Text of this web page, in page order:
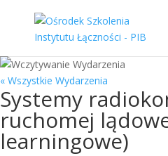
« Wszystkie Wydarzenia
Systemy
ruchomej
learningowe)